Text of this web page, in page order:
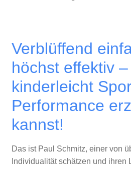
Verblüffend
höchst effektiv
kinderleicht
Performance
kannst!
Das ist Paul Schmitz, einer von
Individualität schätzen und ihren